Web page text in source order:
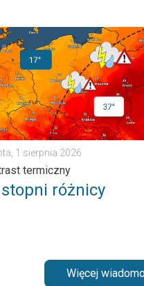
miesiąca. . .
różnicy. Kontrast
1 sierpnia 2026
termiczny
różnicy
Więcej